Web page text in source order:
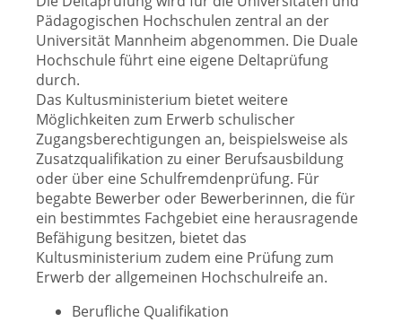
Pädagogischen Hochschulen zentral an der
Universität Mannheim abgenommen. Die Duale
Hochschule führt eine eigene Deltaprüfung
durch.
Das Kultusministerium bietet weitere
Möglichkeiten zum Erwerb schulischer
Zugangsberechtigungen an, beispielsweise als
Zusatzqualifikation zu einer Berufsausbildung
oder über eine Schulfremdenprüfung. Für
begabte Bewerber oder Bewerberinnen, die für
ein bestimmtes Fachgebiet eine herausragende
Befähigung besitzen, bietet das
Kultusministerium zudem eine Prüfung zum
Erwerb der allgemeinen Hochschulreife an.
Berufliche Qualifikation